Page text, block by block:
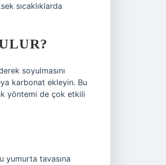
sıcaklıklarda
soyulmasını
karbonat ekleyin. Bu
yöntemi de çok etkili
yumurta tavasına